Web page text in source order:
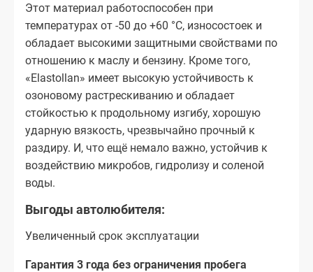
Этот материал работоспособен при
температурах от -50 до +60 °С, износостоек и
обладает высокими защитными свойствами по
отношению к маслу и бензину. Кроме того,
«Elastollan» имеет высокую устойчивость к
озоновому растрескиванию и обладает
стойкостью к продольному изгибу, хорошую
ударную вязкость, чрезвычайно прочный к
раздиру. И, что ещё немало важно, устойчив к
воздействию микробов, гидролизу и соленой
воды.
Выгоды автолюбителя:
Увеличенный срок эксплуатации
Гарантия 3 года без ограничения пробега